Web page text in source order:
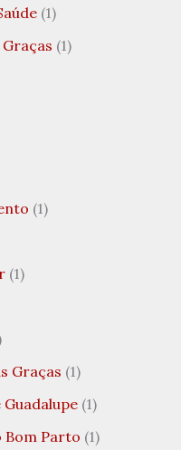
(1)
(1)
(1)
(1)
Graças (1)
(1)
Bom Parto (1)